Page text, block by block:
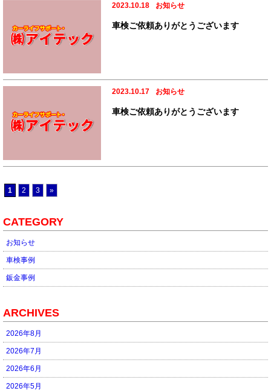
2023.10.18 お知らせ
車検ご依頼ありがとうございます
2023.10.17 お知らせ
車検ご依頼ありがとうございます
1 2 3 »
CATEGORY
お知らせ
車検事例
鈑金事例
ARCHIVES
2026年8月
2026年7月
2026年6月
2026年5月